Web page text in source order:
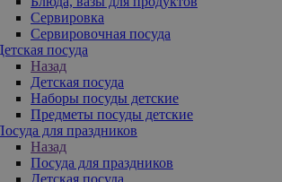
Сервировка
Сервировочная посуда
посуда
Назад
Детская посуда
Наборы посуды детские
Предметы посуды детские
для праздников
Назад
Посуда для праздников
Детская посуда